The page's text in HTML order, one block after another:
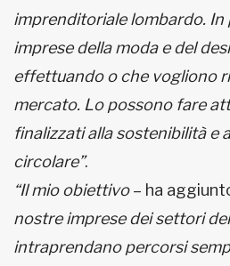
imprenditoriale lombardo. In
imprese della moda e del
effettuando o che vogliono
mercato. Lo possono fare
finalizzati alla sostenibilità e
circolare”.
“Il mio obiettivo– ha
nostre imprese dei settori
intraprendano percorsi